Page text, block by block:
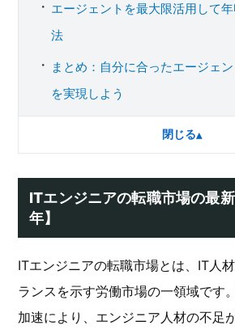
エージェントを最大限活用して
法
まとめ：自分に合ったエージェ
を実現しよう
閉じる▴
ITエンジニアの転職市場の最
年】
ITエンジニアの転職市場とは、IT人
ランスを示す労働市場の一領域です
加速により、エンジニア人材の不足